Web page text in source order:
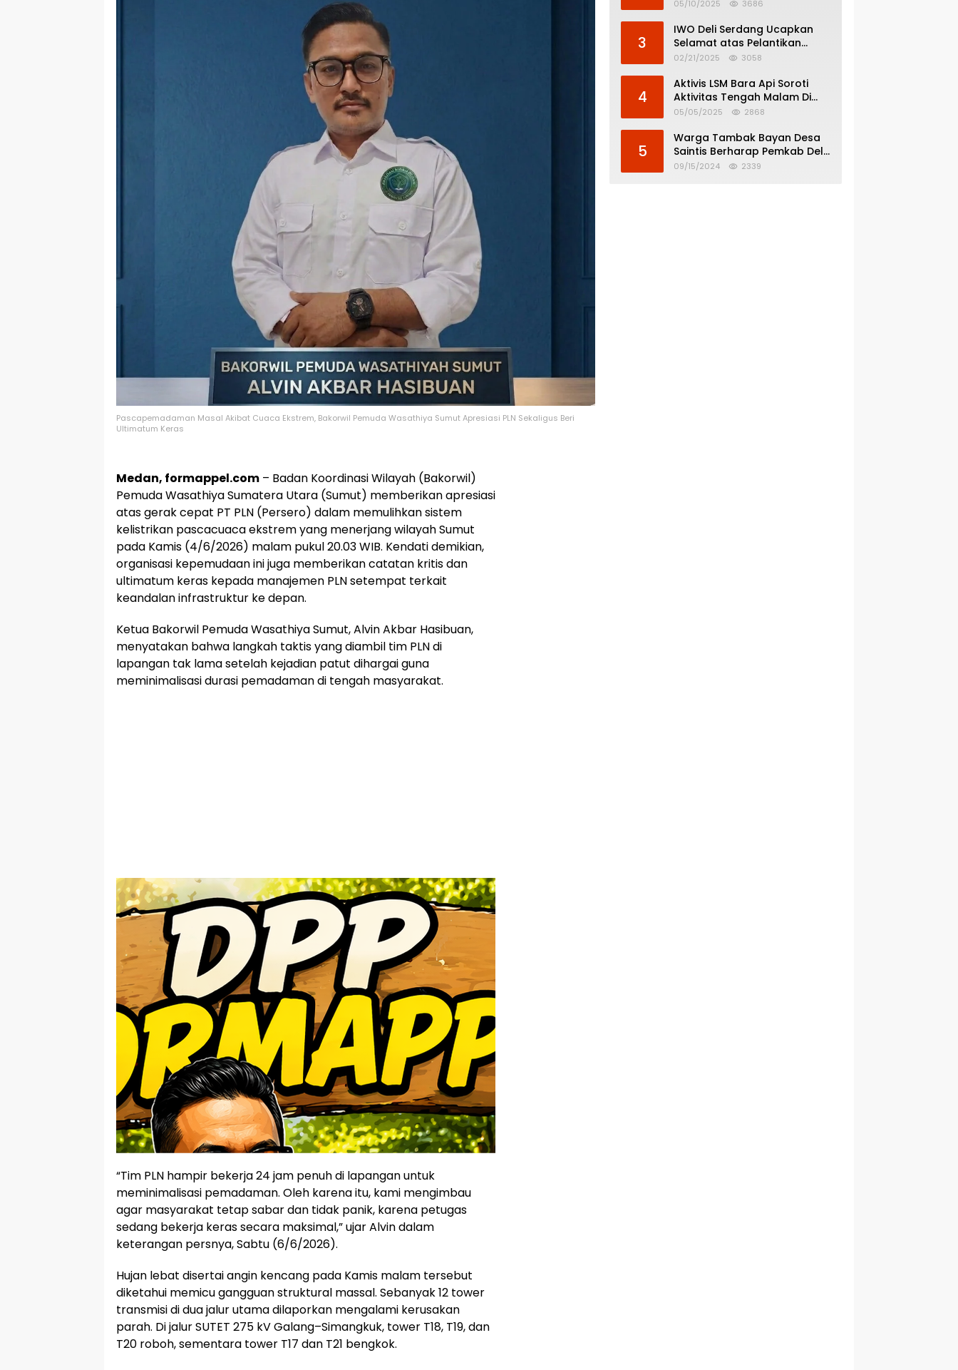
Pascapemadaman Masal Akibat Cuaca Ekstrem, Bakorwil Pemuda Wasathiya Sumut Apresiasi PLN Sekaligus Beri
Ultimatum Keras
Medan, formappel.com – Badan Koordinasi Wilayah (Bakorwil)
Pemuda Wasathiya Sumatera Utara (Sumut) memberikan apresiasi
atas gerak cepat PT PLN (Persero) dalam memulihkan sistem
kelistrikan pascacuaca ekstrem yang menerjang wilayah Sumut
pada Kamis (4/6/2026) malam pukul 20.03 WIB. Kendati demikian,
organisasi kepemudaan ini juga memberikan catatan kritis dan
ultimatum keras kepada manajemen PLN setempat terkait
keandalan infrastruktur ke depan.
Ketua Bakorwil Pemuda Wasathiya Sumut, Alvin Akbar Hasibuan,
menyatakan bahwa langkah taktis yang diambil tim PLN di
lapangan tak lama setelah kejadian patut dihargai guna
meminimalisasi durasi pemadaman di tengah masyarakat.
“Tim PLN hampir bekerja 24 jam penuh di lapangan untuk
meminimalisasi pemadaman. Oleh karena itu, kami mengimbau
agar masyarakat tetap sabar dan tidak panik, karena petugas
sedang bekerja keras secara maksimal,” ujar Alvin dalam
keterangan persnya, Sabtu (6/6/2026).
Hujan lebat disertai angin kencang pada Kamis malam tersebut
diketahui memicu gangguan struktural massal. Sebanyak 12 tower
transmisi di dua jalur utama dilaporkan mengalami kerusakan
parah. Di jalur SUTET 275 kV Galang–Simangkuk, tower T18, T19, dan
T20 roboh, sementara tower T17 dan T21 bengkok.
05/10/2025 3686
3
IWO Deli Serdang Ucapkan
Selamat atas Pelantikan
Bupati dan Wakil Bupati Deli
02/21/2025 3058
4
Aktivis LSM Bara Api Soroti
Aktivitas Tengah Malam Di
SPBU 14.213.228 Bandar Tinggi
05/05/2025 2868
5
Warga Tambak Bayan Desa
Saintis Berharap Pemkab Deli
Serdang Atasi Banjir
09/15/2024 2339